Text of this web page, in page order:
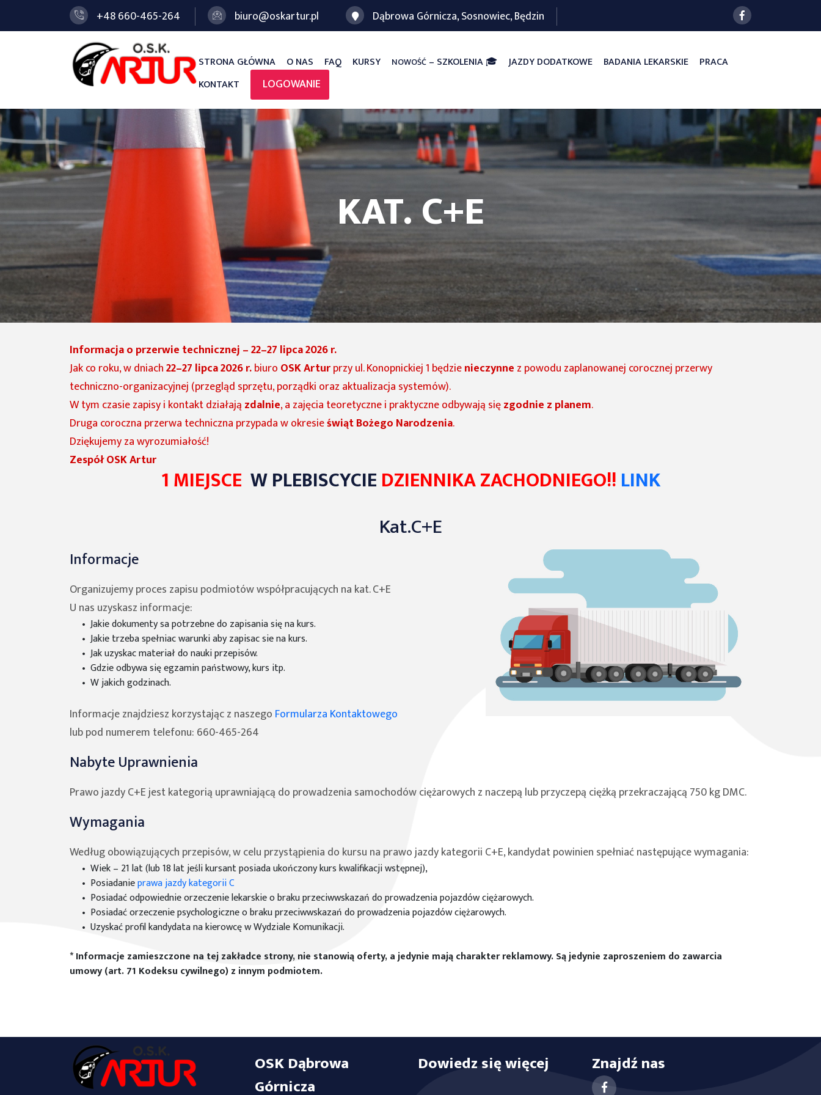
+48 660-465-264 biuro@oskartur.pl Dąbrowa Górnicza, Sosnowiec, Będzin
STRONA GŁÓWNA O NAS FAQ KURSY NOWOŚĆ – SZKOLENIA🎓 JAZDY DODATKOWE BADANIA LEKARSKIE
PRACA
KONTAKT
LOGOWANIE
KAT. C+E
Informacja o przerwie technicznej – 22–27 lipca 2026 r.
Jak co roku, w dniach22–27 lipca 2026 r.biuro OSK Arturprzy ul. Konopnickiej 1 będzienieczynne z powodu zaplanowanej corocznej przerwy
techniczno-organizacyjnej (przegląd sprzętu, porządki oraz aktualizacja systemów).
W tym czasie zapisy i kontakt działajązdalnie, a zajęcia teoretyczne i praktyczne odbywają sięzgodnie z planem.
Druga coroczna przerwa techniczna przypada w okresieświąt Bożego Narodzenia.
Dziękujemy za wyrozumiałość!
Zespół OSK Artur
1 MIEJSCE W PLEBISCYCIEDZIENNIKA ZACHODNIEGO!!LINK
Kat.C+E
Informacje
Organizujemy proces zapisu podmiotów współpracujących na kat. C+E
U nas uzyskasz informacje:
Jakie dokumenty sa potrzebne do zapisania się na kurs.
Jakie trzeba spełniac warunki aby zapisac sie na kurs.
Jak uzyskac materiał do nauki przepisów.
Gdzie odbywa się egzamin państwowy, kurs itp.
W jakich godzinach.
Informacje znajdziesz korzystając z naszego Formularza Kontaktowego
lub pod numerem telefonu: 660-465-264
Nabyte Uprawnienia
Prawo jazdy C+E jest kategorią uprawniającą do prowadzenia samochodów ciężarowych z naczepą lub przyczepą ciężką przekraczającą 750 kg DMC.
Wymagania
Według obowiązujących przepisów, w celu przystąpienia do kursu na prawo jazdy kategorii C+E, kandydat powinien spełniać następujące wymagania:
Wiek – 21 lat (lub 18 lat jeśli kursant posiada ukończony kurs kwalifikacji wstępnej),
Posiadanieprawa jazdy kategorii C
Posiadać odpowiednie orzeczenie lekarskie o braku przeciwwskazań do prowadzenia pojazdów ciężarowych.
Posiadać orzeczenie psychologiczne o braku przeciwwskazań do prowadzenia pojazdów ciężarowych.
Uzyskać profil kandydata na kierowcę w Wydziale Komunikacji.
* Informacje zamieszczone na tej zakładce strony, nie stanowią oferty, a jedynie mają charakter reklamowy. Są jedynie zaproszeniem do zawarcia
umowy (art. 71 Kodeksu cywilnego) z innym podmiotem.
OSK Dąbrowa
Górnicza
Dowiedz się więcej Znajdź nas